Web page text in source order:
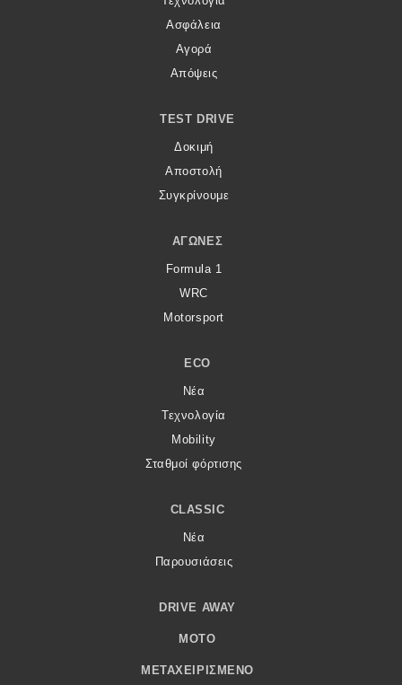
Ασφάλεια
Αγορά
Απόψεις
TEST DRIVE
Δοκιμή
Αποστολή
Συγκρίνουμε
ΑΓΏΝΕΣ
Formula 1
WRC
Motorsport
ECO
Νέα
Τεχνολογία
Mobility
Σταθμοί φόρτισης
CLASSIC
Νέα
Παρουσιάσεις
DRIVE AWAY
MOTO
ΜΕΤΑΧΕΙΡΙΣΜΈΝΟ